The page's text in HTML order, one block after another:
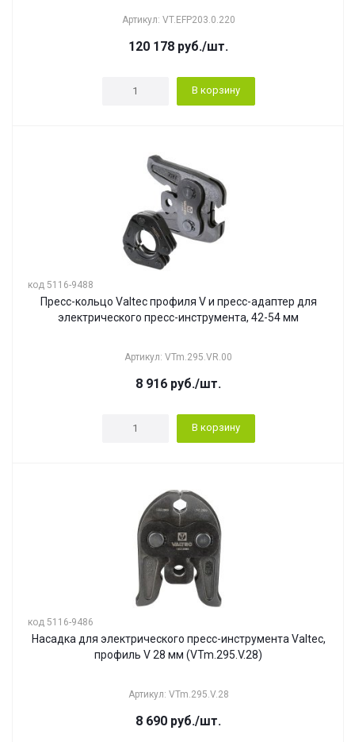
Артикул: VT.EFP203.0.220
120 178 руб./шт.
В корзину
код 5116-9488
Пресс-кольцо Valtec профиля V и пресс-адаптер для
электрического пресс-инструмента, 42-54 мм
Артикул: VTm.295.VR.00
8 916 руб./шт.
В корзину
код 5116-9486
Насадка для электрического пресс-инструмента Valtec,
профиль V 28 мм (VTm.295.V.28)
Артикул: VTm.295.V.28
8 690 руб./шт.